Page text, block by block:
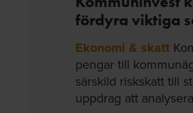
fördyra viktiga
Ekonomi & skatt
pengar till
särskild riskskatt till
uppdrag att